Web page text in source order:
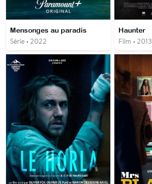
Mensonges au paradis
Série • 2022
Haunter
Film • 2013